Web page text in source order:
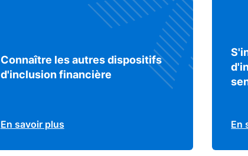
Connaître les autres dispositifs
d'inclusion financière
En savoir plus En